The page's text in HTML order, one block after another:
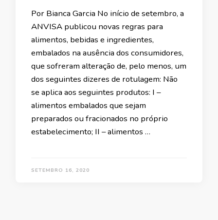
Por Bianca Garcia No início de setembro, a
ANVISA publicou novas regras para
alimentos, bebidas e ingredientes,
embalados na ausência dos consumidores,
que sofreram alteração de, pelo menos, um
dos seguintes dizeres de rotulagem: Não
se aplica aos seguintes produtos: I –
alimentos embalados que sejam
preparados ou fracionados no próprio
estabelecimento; II – alimentos …
SETEMBRO 16, 2020